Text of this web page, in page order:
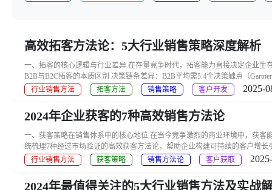
高效拓客方法论：5大行业销售策略深度解析
一、拓客的核心逻辑与行业差异 在存量竞争时代，拓客能力直接决定企业生
B2B与B2C拓客的本质区别 决策链条差异：B2B平均需5.4个决策触点（
行业销售方法
拓客方法 销售策略 客户开发 2025-
2024年企业获客的7种高效销售方法论
一、获客策略在销售体系中的核心地位 在当今竞争激烈的商业环境中，获客
统梳理7种经过市场验证的高效获客方法论，帮助企业构建可持续的客户增长
行业销售方法
获客策略 销售方法论 客户获取
2024年最值得关注的5大行业销售方法及实战